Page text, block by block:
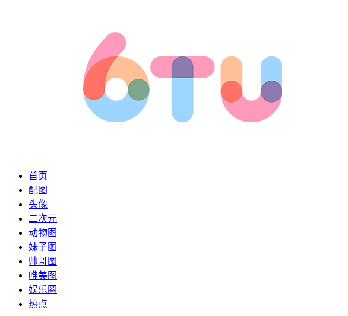
首页
配图
头像
二次元
动物图
妹子图
帅哥图
唯美图
娱乐圈
热点